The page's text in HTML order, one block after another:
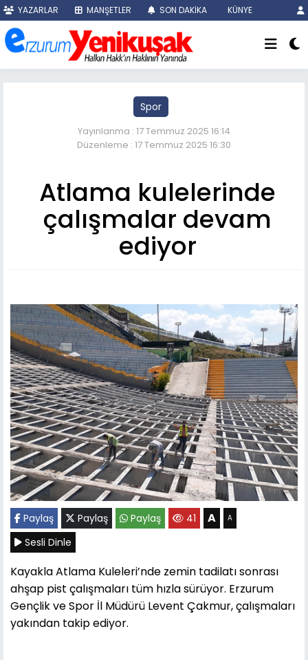
YAZARLAR MANŞETLER SON DAKİKA KÜNYE
Spor
Yayınlanma : 17 Temmuz 2025 16:14
Düzenleme : 17 Temmuz 2025 16:30
Atlama kulelerinde
çalışmalar devam
ediyor
Paylaş Paylaş Paylaş 41 A A
Sesli Dinle
Kayakla Atlama Kuleleri’nde zemin tadilatı sonrası
ahşap pist çalışmaları tüm hızla sürüyor. Erzurum
Gençlik ve Spor İl Müdürü Levent Çakmur, çalışmaları
yakından takip ediyor.